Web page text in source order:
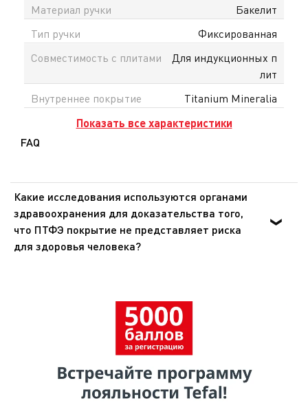
сайте tefal.kz доступна официальная гарантия в
Материал ручки
Бакелит
Тип ручки
Фиксированная
Совместимость с плитами
Для индукционных п
лит
Внутреннее покрытие
Titanium Mineralia
Показать все характеристики
FAQ
Какие исследования используются органами
здравоохранения для доказательства того,
что ПТФЭ покрытие не представляет риска
для здоровья человека?
попадании внутрь. Эти же органы подтвердили, что
покрытия из ПТФЭ не представляют опасности для
здоровья при использовании в посуде для
проведенному МАИР (Международное агентство по
изучению рака), ВОЗ (Всемирная организация